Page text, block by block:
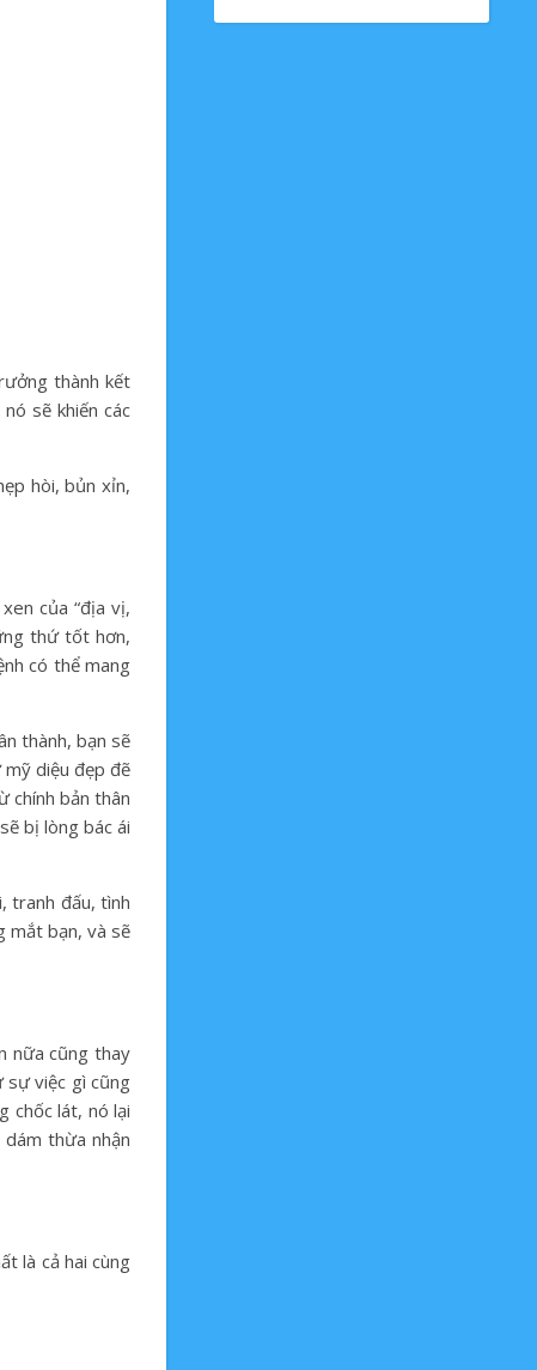
thành kết
sẽ khiến các
hòi, bủn xỉn,
của “địa vị,
thứ tốt hơn,
có thể mang
thành, bạn sẽ
diệu đẹp đẽ
chính bản thân
bị lòng bác ái
tranh đấu, tình
mắt bạn, và sẽ
nữa cũng thay
sự việc gì cũng
chốc lát, nó lại
thừa nhận
là cả hai cùng